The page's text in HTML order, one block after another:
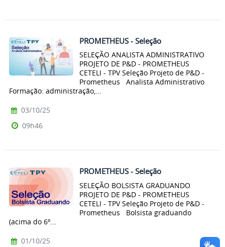
PROMETHEUS - Seleção
SELEÇÃO ANALISTA ADMINISTRATIVO
PROJETO DE P&D - PROMETHEUS
CETELI - TPV Seleção Projeto de P&D -
Prometheus Analista Administrativo
Formação: administração,...
03/10/25
09h46
PROMETHEUS - Seleção
SELEÇÃO BOLSISTA GRADUANDO
PROJETO DE P&D - PROMETHEUS
CETELI - TPV Seleção Projeto de P&D -
Prometheus Bolsista graduando
(acima do 6º...
01/10/25